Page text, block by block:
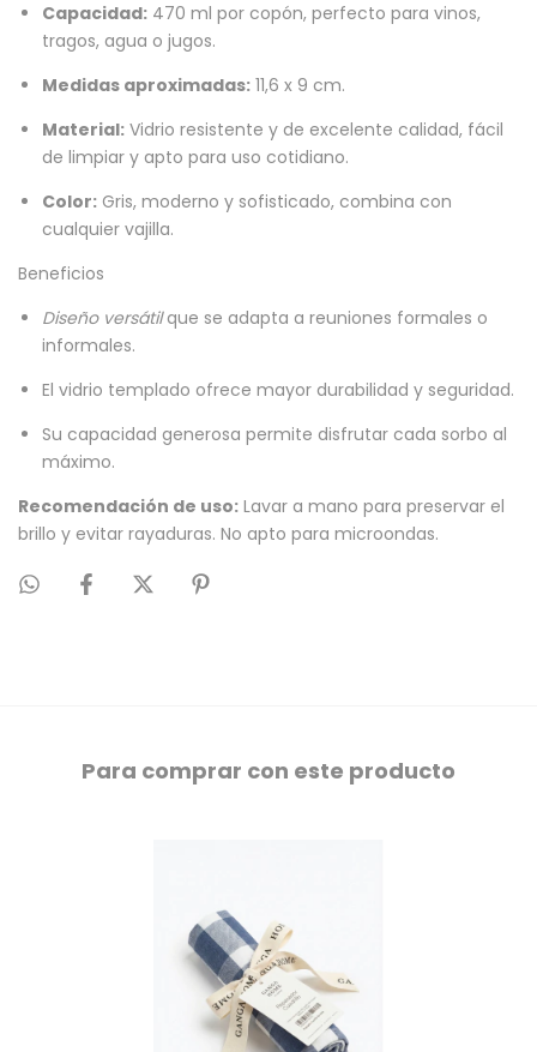
Capacidad: 470 ml por copón, perfecto para vinos,
tragos, agua o jugos.
Medidas aproximadas: 11,6 x 9 cm.
Material: Vidrio resistente y de excelente calidad, fácil
de limpiar y apto para uso cotidiano.
Color: Gris, moderno y sofisticado, combina con
cualquier vajilla.
Beneficios
Diseño versátilque se adapta a reuniones formales o
informales.
El vidrio templado ofrece mayor durabilidad y seguridad.
Su capacidad generosa permite disfrutar cada sorbo al
máximo.
Recomendación de uso: Lavar a mano para preservar el
brillo y evitar rayaduras. No apto para microondas.
Para comprar con este producto